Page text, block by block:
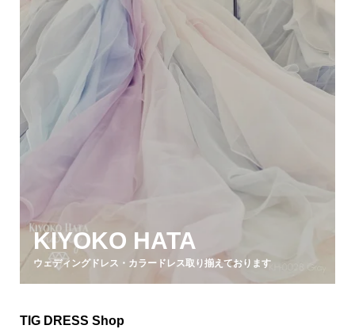
KIYOKO HATA
ウェディングドレス・カラードレス取り揃えております
TIG DRESS Shop